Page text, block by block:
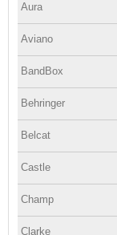
Aura
Aviano
BandBox
Behringer
Belcat
Castle
Champ
Clarke